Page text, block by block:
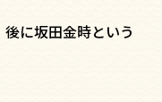
に坂田金時という